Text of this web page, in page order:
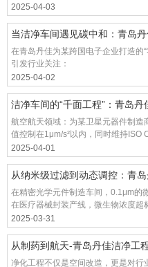
并分离进出各自工作区域的通道。
2025-04-03
当洁净车间遇见碳中和：青岛
在青岛丹佳为某跨国电子企业打造的
引发行业关注：
2025-04-02
洁净车间的“千面工程”：青岛
航空航天领域‌：为某卫星元器件制造
值控制在1μm/s²以内，同时维持ISO
粒干扰难题。
2025-04-01
从纳米级过滤到动态调控：青
在精密光学元件制造车间，0.1μm的
在医疗器械封装产线，微生物浓度超
青岛丹佳自主研发的“动态气流模拟
化洁净车间解决方案。
2025-03-31
从制药到航天-青岛丹佳洁净工
净化工程不仅是空间改造，更是对